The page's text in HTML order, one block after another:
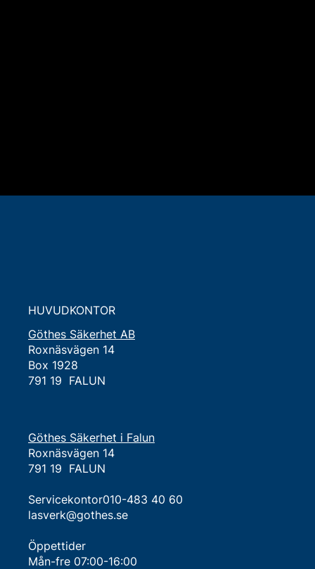
HUVUDKONTOR
Göthes Säkerhet AB
Roxnäsvägen 14
Box 1928
791 19 FALUN
Göthes Säkerhet i Falun
Roxnäsvägen 14
791 19 FALUN
Servicekontor010-483 40 60
lasverk@gothes.se
Öppettider
Mån-fre 07:00-16:00